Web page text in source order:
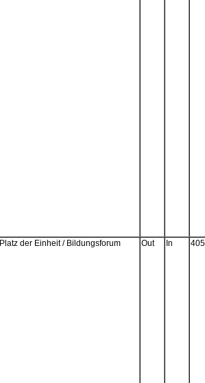
Platz der Einheit / Bildungsforum Out In 405